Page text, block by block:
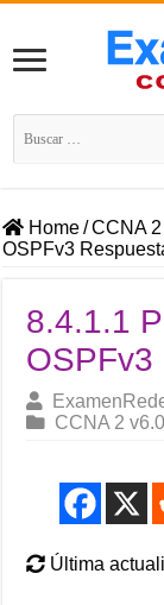
Buscar:
Home/CCNA
OSPFv3
8.4.1.1
OSPFv3
CCNA 2
Última